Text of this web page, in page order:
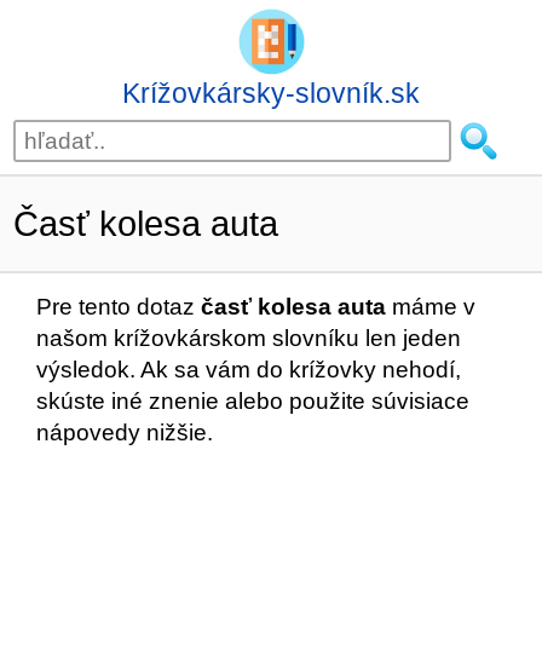
Krížovkársky-slovník.sk
Časť kolesa auta
Pre tento dotaz časť kolesa auta máme v
našom krížovkárskom slovníku len jeden
výsledok. Ak sa vám do krížovky nehodí,
skúste iné znenie alebo použite súvisiace
nápovedy nižšie.